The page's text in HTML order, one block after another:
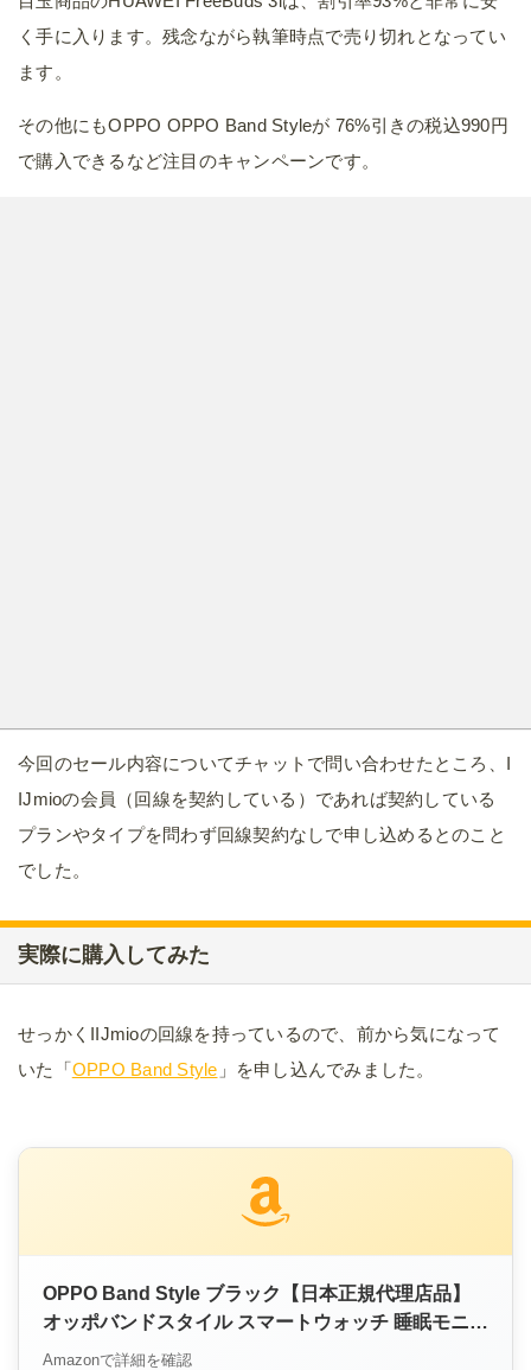
く手に入ります。残念ながら執筆時点で売り切れとなってい
ます。
その他にもOPPO OPPO Band Styleが 76%引きの税込990円
で購入できるなど注目のキャンペーンです。
今回のセール内容についてチャットで問い合わせたところ、I
IJmioの会員（回線を契約している）であれば契約している
プランやタイプを問わず回線契約なしで申し込めるとのこと
でした。
実際に購入してみた
せっかくIIJmioの回線を持っているので、前から気になって
いた「OPPO Band Style 」を申し込んでみました。
OPPO Band Style ブラック【日本正規代理店品】
オッポバンドスタイル スマートウォッチ 睡眠モニタ
ー 心拍 ...
Amazonで詳細を確認